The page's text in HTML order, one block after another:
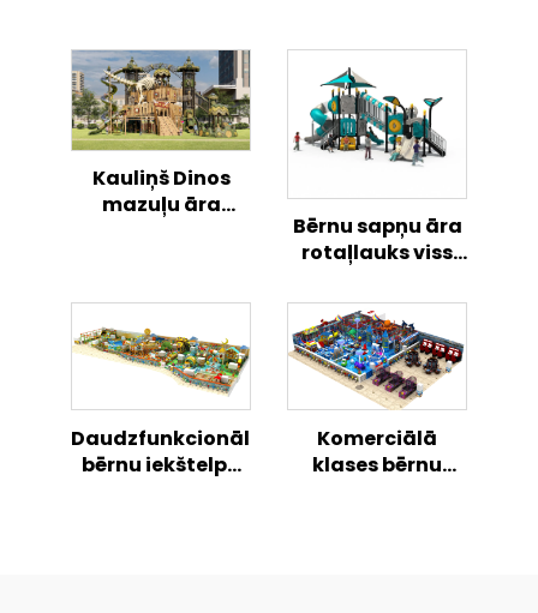
Kauliņš Dinos
mazuļu āra
Bērnu sapņu āra
rotaļlauks viss
slīdņu sērijā
Daudzfunkcionāla
bērnu iekštelpu
Komerciālā
klases bērnu